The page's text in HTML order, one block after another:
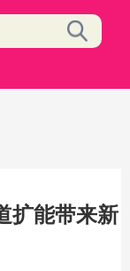
扩能带来新